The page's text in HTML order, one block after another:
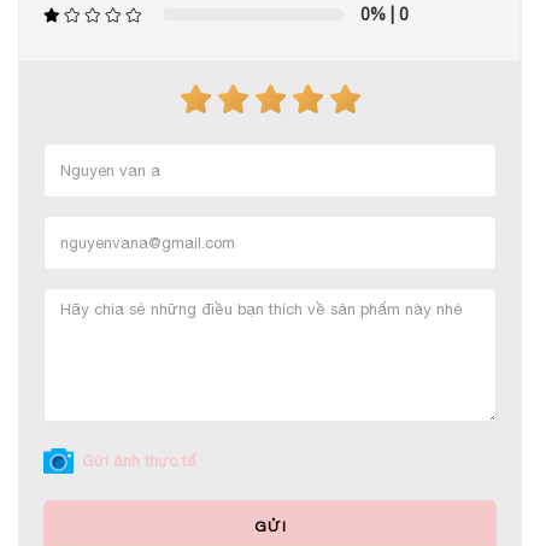
0% | 0
Gửi ảnh thực tế
GỬI